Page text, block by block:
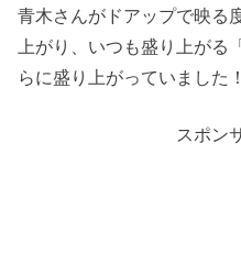
青木さんがドアップで映る
上がり、いつも盛り上がる
らに盛り上がっていました！
スポン